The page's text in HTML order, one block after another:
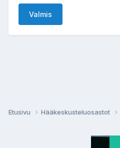
Valmis
Etusivu Hääkeskusteluosastot